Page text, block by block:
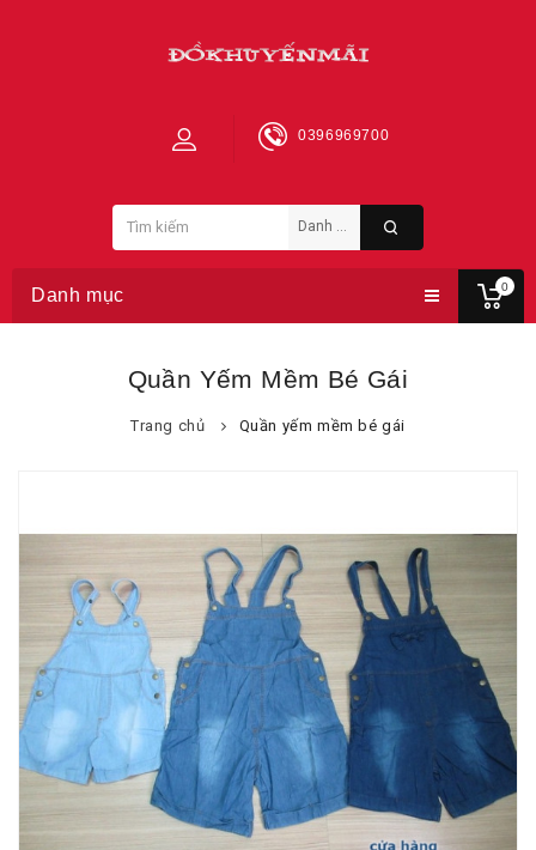
0
0396969700
Danh mục
Quần Yếm Mềm Bé Gái
Trang chủ Quần yếm mềm bé gái